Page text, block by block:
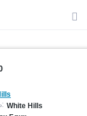
White Hills